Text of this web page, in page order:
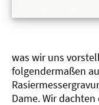
was wir uns
folgendermaßen
Dame. Wir dachten